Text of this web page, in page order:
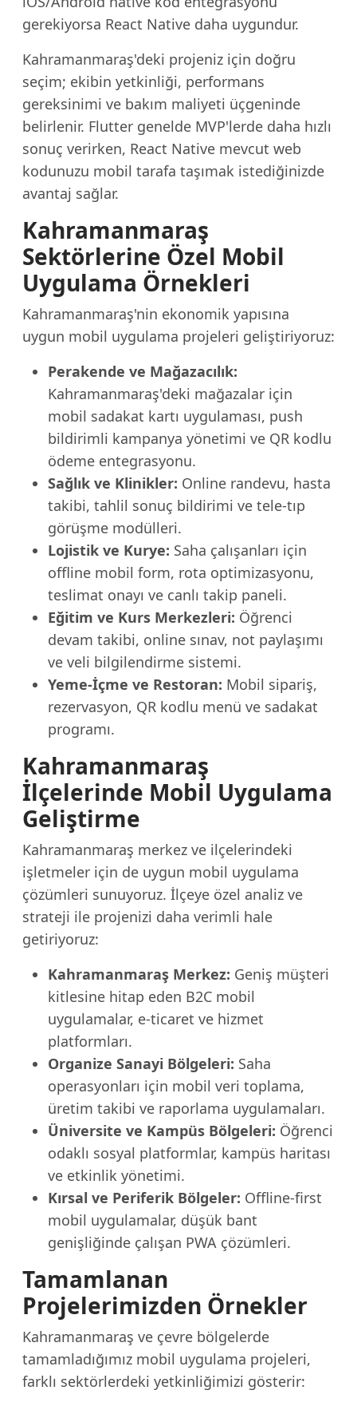
gerekiyorsa React Native daha uygundur.
Kahramanmaraş'deki projeniz için doğru
seçim; ekibin yetkinliği, performans
gereksinimi ve bakım maliyeti üçgeninde
belirlenir. Flutter genelde MVP'lerde daha hızlı
sonuç verirken, React Native mevcut web
kodunuzu mobil tarafa taşımak istediğinizde
avantaj sağlar.
Kahramanmaraş
Sektörlerine Özel Mobil
Uygulama Örnekleri
Kahramanmaraş'nin ekonomik yapısına
uygun mobil uygulama projeleri geliştiriyoruz:
Perakende ve Mağazacılık:
Kahramanmaraş'deki mağazalar için
mobil sadakat kartı uygulaması, push
bildirimli kampanya yönetimi ve QR kodlu
ödeme entegrasyonu.
Sağlık ve Klinikler: Online randevu, hasta
takibi, tahlil sonuç bildirimi ve tele-tıp
görüşme modülleri.
Lojistik ve Kurye: Saha çalışanları için
offline mobil form, rota optimizasyonu,
teslimat onayı ve canlı takip paneli.
Eğitim ve Kurs Merkezleri: Öğrenci
devam takibi, online sınav, not paylaşımı
ve veli bilgilendirme sistemi.
Yeme-İçme ve Restoran: Mobil sipariş,
rezervasyon, QR kodlu menü ve sadakat
programı.
Kahramanmaraş
İlçelerinde Mobil Uygulama
Geliştirme
Kahramanmaraş merkez ve ilçelerindeki
işletmeler için de uygun mobil uygulama
çözümleri sunuyoruz. İlçeye özel analiz ve
strateji ile projenizi daha verimli hale
getiriyoruz:
Kahramanmaraş Merkez: Geniş müşteri
kitlesine hitap eden B2C mobil
uygulamalar, e-ticaret ve hizmet
platformları.
Organize Sanayi Bölgeleri: Saha
operasyonları için mobil veri toplama,
üretim takibi ve raporlama uygulamaları.
Üniversite ve Kampüs Bölgeleri: Öğrenci
odaklı sosyal platformlar, kampüs haritası
ve etkinlik yönetimi.
Kırsal ve Periferik Bölgeler: Offline-first
mobil uygulamalar, düşük bant
genişliğinde çalışan PWA çözümleri.
Tamamlanan
Projelerimizden Örnekler
Kahramanmaraş ve çevre bölgelerde
tamamladığımız mobil uygulama projeleri,
farklı sektörlerdeki yetkinliğimizi gösterir: